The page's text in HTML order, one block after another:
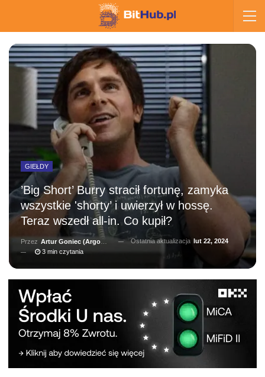
GIEŁDY
’Big Short’ Burry stracił fortunę, zamyka
wszystkie 'shorty’ i uwierzył w hossę.
Teraz wszedł all-in. Co kupił?
Przez Artur Goniec (Argonauta) Ostatnia aktualizacja lut 22, 2024
3 min czytania